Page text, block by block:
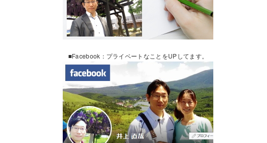
■Facebook：プライベートなことをUPしてます。